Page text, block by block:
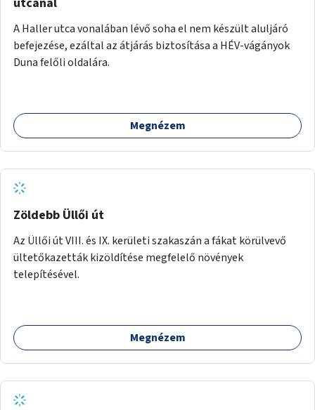
A Haller utca vonalában lévő soha el nem készült aluljáró
befejezése, ezáltal az átjárás biztosítása a HÉV-vágányok
Duna felőli oldalára.
Megnézem
Zöldebb Üllői út
Az Üllői út VIII. és IX. kerületi szakaszán a fákat körülvevő
ültetőkazetták kizöldítése megfelelő növények
telepítésével.
Megnézem